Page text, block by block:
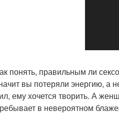
понять, правильным ли
вы потеряли энергию, а
ему хочется творить. А
в невероятном